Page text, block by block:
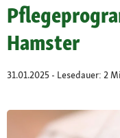
Hamster
31.01.2025 - Lesedauer: 2